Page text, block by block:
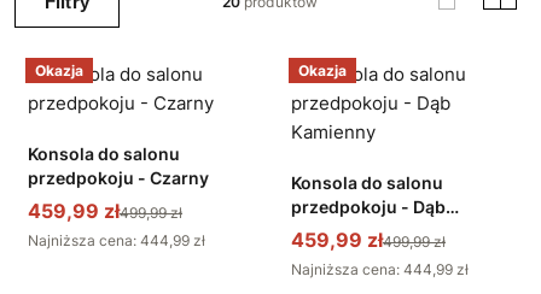
Okazja
Konsola do salonu
przedpokoju - Czarny
459,99 zł499,99 zł
Najniższa cena: 444,99 zł
Okazja
Konsola do salonu
przedpokoju - Dąb
Kamienny
459,99 zł499,99 zł
Najniższa cena: 444,99 zł